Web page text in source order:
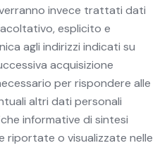
invece trattati dati
esplicito e
agli indirizzi indicati su
acquisizione
per rispondere alle
altri dati personali
informative di sintesi
riportate o visualizzate nelle